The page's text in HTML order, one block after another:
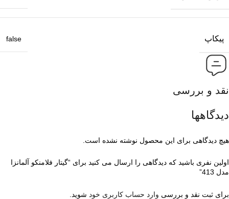
پیکاپ false
نقد و بررسی
دیدگاهها
هیچ دیدگاهی برای این محصول نوشته نشده است.
اولین نفری باشید که دیدگاهی را ارسال می کنید برای “گیتار فلامنکو آلمانزا
مدل 413”
برای ثبت نقد و بررسی وارد حساب کاربری خود شوید.